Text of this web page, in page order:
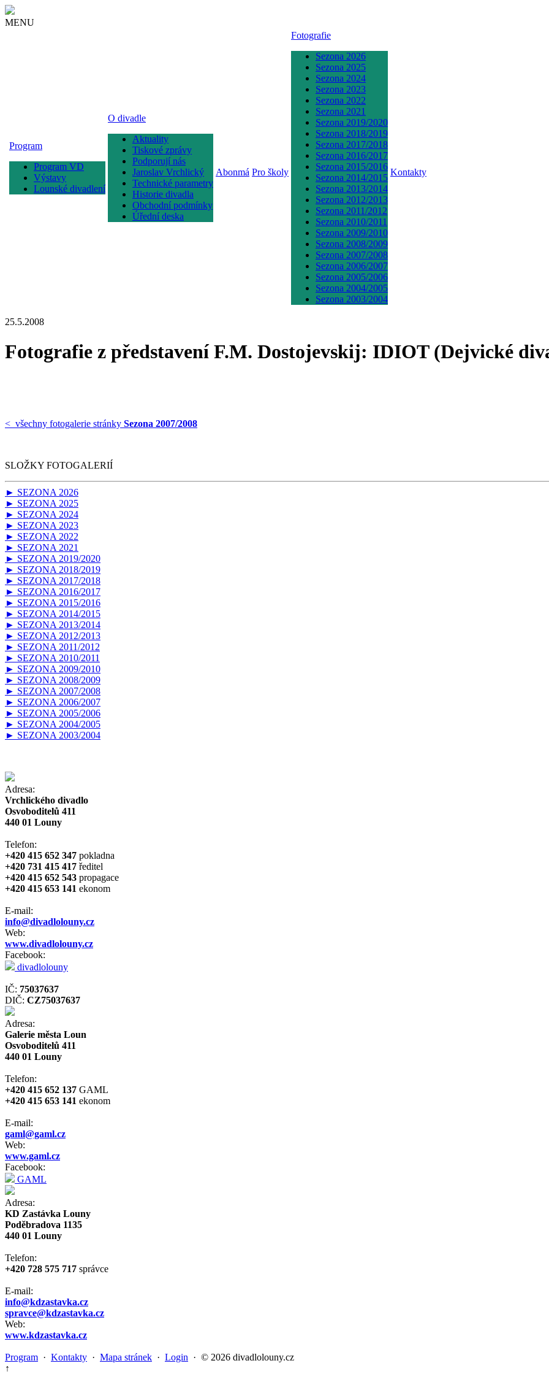
MENU
Program
Program VD
Výstavy
Lounské divadlení
O divadle
Aktuality
Tiskové zprávy
Podporují nás
Jaroslav Vrchlický
Technické parametry
Historie divadla
Obchodní podmínky
Úřední deska
Abonmá Pro školy
Fotografie
Sezona 2026
Sezona 2025
Sezona 2024
Sezona 2023
Sezona 2022
Sezona 2021
Sezona 2019/2020
Sezona 2018/2019
Sezona 2017/2018
Sezona 2016/2017
Sezona 2015/2016
Sezona 2014/2015
Sezona 2013/2014
Sezona 2012/2013
Sezona 2011/2012
Sezona 2010/2011
Sezona 2009/2010
Sezona 2008/2009
Sezona 2007/2008
Sezona 2006/2007
Sezona 2005/2006
Sezona 2004/2005
Sezona 2003/2004
Kontakty
25.5.2008
Fotografie z představení F.M. Dostojevskij: IDIOT (Dejvické
< všechny fotogalerie stránky Sezona 2007/2008
SLOŽKY FOTOGALERIÍ
► SEZONA 2026
► SEZONA 2025
► SEZONA 2024
► SEZONA 2023
► SEZONA 2022
► SEZONA 2021
► SEZONA 2019/2020
► SEZONA 2018/2019
► SEZONA 2017/2018
► SEZONA 2016/2017
► SEZONA 2015/2016
► SEZONA 2014/2015
► SEZONA 2013/2014
► SEZONA 2012/2013
► SEZONA 2011/2012
► SEZONA 2010/2011
► SEZONA 2009/2010
► SEZONA 2008/2009
► SEZONA 2007/2008
► SEZONA 2006/2007
► SEZONA 2005/2006
► SEZONA 2004/2005
► SEZONA 2003/2004
Adresa:
Vrchlického divadlo
Osvoboditelů 411
440 01 Louny
Telefon:
+420 415 652 347 pokladna
+420 731 415 417 ředitel
+420 415 652 543 propagace
+420 415 653 141 ekonom
E-mail:
info@divadlolouny.cz
Web:
www.divadlolouny.cz
Facebook:
divadlolouny
IČ: 75037637
DIČ: CZ75037637
Adresa:
Galerie města Loun
Osvoboditelů 411
440 01 Louny
Telefon:
+420 415 652 137 GAML
+420 415 653 141 ekonom
E-mail:
gaml@gaml.cz
Web:
www.gaml.cz
Facebook:
GAML
Adresa:
KD Zastávka Louny
Poděbradova 1135
440 01 Louny
Telefon:
+420 728 575 717 správce
E-mail:
info@kdzastavka.cz
spravce@kdzastavka.cz
Web:
www.kdzastavka.cz
Program · Kontakty · Mapa stránek · Login · © 2026 divadlolouny.cz
↑